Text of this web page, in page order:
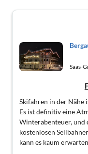
Saas-
Skifahren in der Nähe
Es ist definitiv eine
Winterabenteuer, und
kostenlosen
kann es kaum